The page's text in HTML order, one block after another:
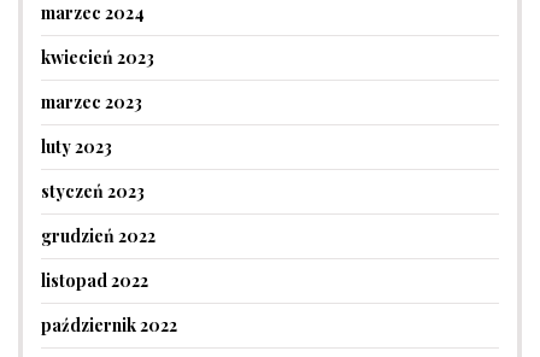
marzec 2024
kwiecień 2023
marzec 2023
luty 2023
styczeń 2023
grudzień 2022
listopad 2022
październik 2022